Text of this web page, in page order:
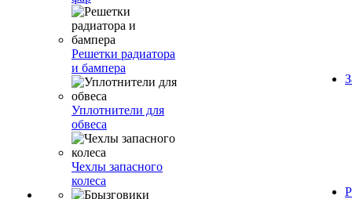
Решетки радиатора
и бампера
Уплотнители для
обвеса
Чехлы запасного
колеса